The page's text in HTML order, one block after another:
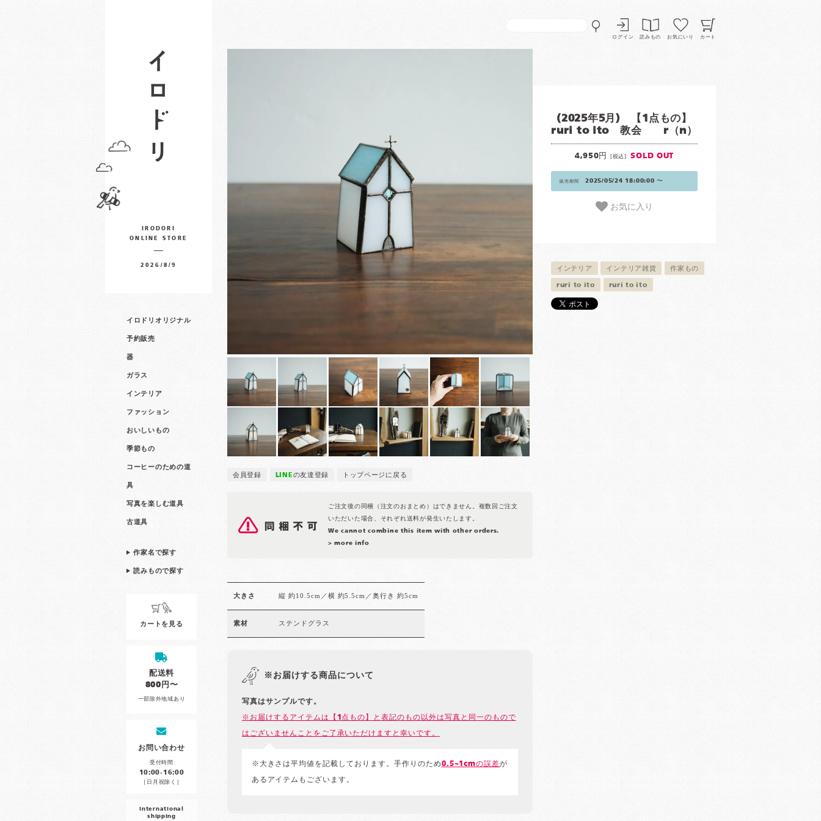
ログイン 読みもの お気にいり カート
IRODORI
ONLINE STORE
2026/8/9
イロドリオリジナル
予約販売
器
ガラス
インテリア
ファッション
おいしいもの
季節もの
コーヒーのための道
具
写真を楽しむ道具
古道具
作家名で探す
読みもので探す
カートを見る
配送料
800円〜
一部除外地域あり
お問い合わせ
受付時間
10:00-16:00
［日月祝除く］
international
shipping
会員登録 LINEの友達登録 トップページに戻る
ご注文後の同梱（注文のおまとめ）はできません。複数回ご注文
いただいた場合、それぞれ送料が発生いたします。
We cannot combine this item with other orders.
> more info
(2025年5月) 【1点もの】
ruri to ito 教会 r（n）
4,950円 [税込] SOLD OUT
販売期間 2025/05/24 18:00:00 〜
お気に入り
インテリア インテリア雑貨 作家もの
ruri to ito ruri to ito
大きさ 縦 約10.5cm／横 約5.5cm／奥行き 約5cm
素材 ステンドグラス
※お届けする商品について
写真はサンプルです。
※お届けするアイテムは【1点もの】と表記のもの以外は写真と同一のもので
はございませんことをご了承いただけますと幸いです。
※大きさは平均値を記載しております。手作りのため0.5~1cmの誤差が
あるアイテムもございます。